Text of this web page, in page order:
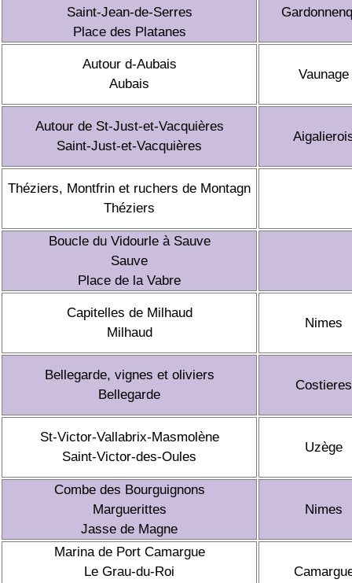
Saint-Jean-de-Serres
Place des Platanes
Autour d-Aubais
Aubais
Vaunage
Autour de St-Just-et-Vacquières
Saint-Just-et-Vacquières
Théziers, Montfrin et ruchers de Montagn
Théziers
Boucle du Vidourle à Sauve
Sauve
Place de la Vabre
Capitelles de Milhaud
Milhaud
Nimes
Bellegarde, vignes et oliviers
Bellegarde
Costieres
St-Victor-Vallabrix-Masmolène
Saint-Victor-des-Oules
Uzège
Combe des Bourguignons
Marguerittes
Jasse de Magne
Nimes
Marina de Port Camargue
Le Grau-du-Roi